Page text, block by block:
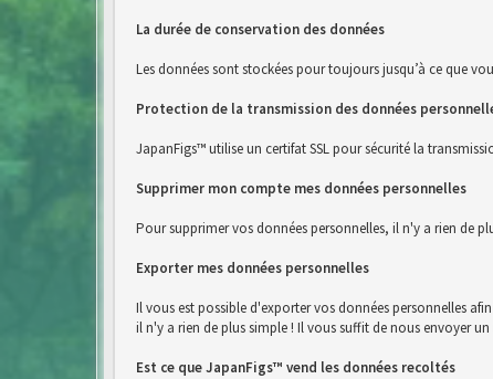
La durée de conservation des données
Les données sont stockées pour toujours jusqu’à ce que
Protection de la transmission des données
JapanFigs™ utilise un certifat SSL pour sécurité la
Supprimer mon compte mes données personnelles
Pour supprimer vos données personnelles, il n'y a rien de
Exporter mes données personnelles
Il vous est possible d'exporter vos données personnelles
il n'y a rien de plus simple ! Il vous suffit de nous envoyer
Est ce que JapanFigs™ vend les données recoltés